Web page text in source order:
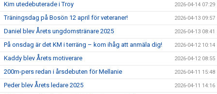
Kim utedebuterade i Troy 2026-04-14 07:29
Träningsdag på Bosön 12 april för veteraner! 2026-04-13 09:57
Daniel blev Årets ungdomstränare 2025 2026-04-13 08:41
På onsdag är det KM i terräng – kom ihåg att anmäla dig! 2026-04-12 10:14
Kaddy blev Årets motiverare 2026-04-12 08:55
200m-pers redan i årsdebuten för Mellanie 2026-04-11 15:48
Peder blev Årets ledare 2025 2026-04-11 14:16